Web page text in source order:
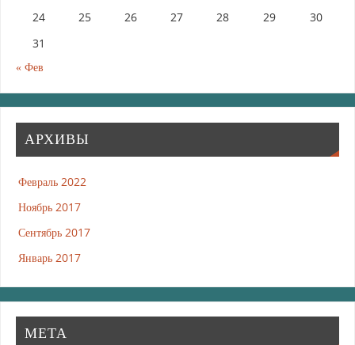
« Фев
24
25 26 27 28 29
30
31
АРХИВЫ
Февраль 2022
Ноябрь 2017
Сентябрь 2017
Январь 2017
МЕТА